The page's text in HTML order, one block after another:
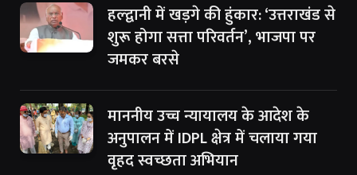
हल्द्वानी में खड़गे की हुंकार: ‘उत्तराखंड से
शुरू होगा सत्ता परिवर्तन’, भाजपा पर
जमकर बरसे
माननीय उच्च न्यायालय के आदेश के
अनुपालन में IDPL क्षेत्र में चलाया गया
वृहद स्वच्छता अभियान